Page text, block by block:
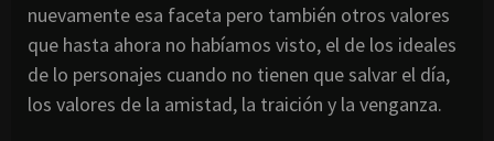
nuevamente esa faceta pero también otros valores
que hasta ahora no habíamos visto, el de los ideales
de lo personajes cuando no tienen que salvar el día,
los valores de la amistad, la traición y la venganza.